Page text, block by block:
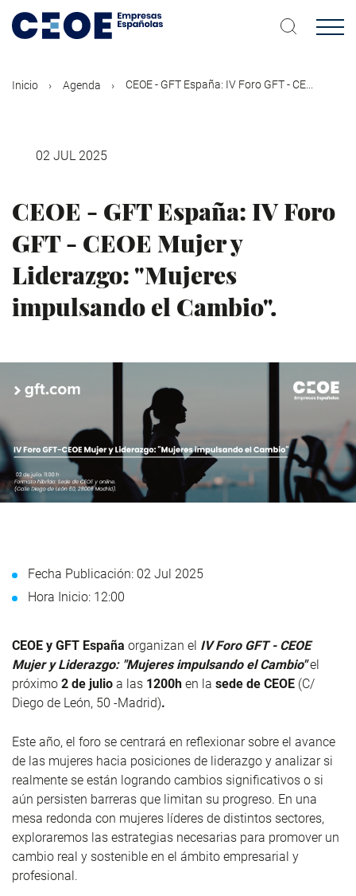
contenido
Inicio Agenda CEOE - GFT España: IV Foro GFT - CE...
02 JUL 2025
CEOE - GFT España: IV Foro
GFT - CEOE Mujer y
Liderazgo: "Mujeres
impulsando el Cambio".
Fecha Publicación: 02 Jul 2025
Hora Inicio: 12:00
CEOE y GFT España organizan el IV Foro GFT - CEOE
Mujer y Liderazgo: "Mujeres impulsando el Cambio"el
próximo 2 de julio a las 1200h en la sede de CEOE (C/
Diego de León, 50 -Madrid).
Este año, el foro se centrará en reflexionar sobre el avance
de las mujeres hacia posiciones de liderazgo y analizar si
realmente se están logrando cambios significativos o si
aún persisten barreras que limitan su progreso. En una
mesa redonda con mujeres líderes de distintos sectores,
exploraremos las estrategias necesarias para promover un
cambio real y sostenible en el ámbito empresarial y
profesional.